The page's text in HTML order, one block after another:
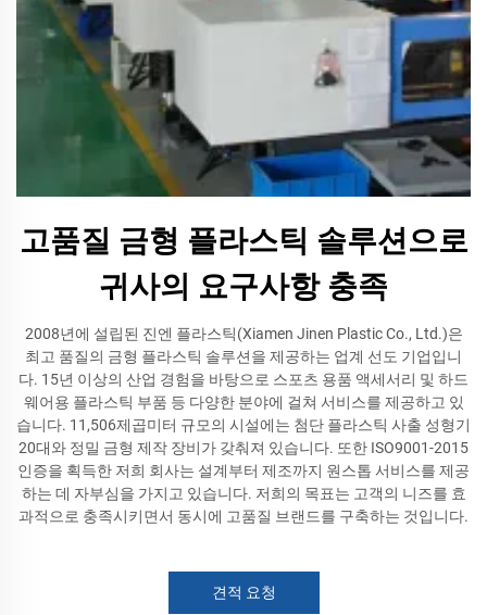
고품질 금형 플라스틱 솔루션으로
귀사의 요구사항 충족
2008년에 설립된 진엔 플라스틱(Xiamen Jinen Plastic Co., Ltd.)은
최고 품질의 금형 플라스틱 솔루션을 제공하는 업계 선도 기업입니
다. 15년 이상의 산업 경험을 바탕으로 스포츠 용품 액세서리 및 하드
웨어용 플라스틱 부품 등 다양한 분야에 걸쳐 서비스를 제공하고 있
습니다. 11,506제곱미터 규모의 시설에는 첨단 플라스틱 사출 성형기
20대와 정밀 금형 제작 장비가 갖춰져 있습니다. 또한 ISO9001-2015
인증을 획득한 저희 회사는 설계부터 제조까지 원스톱 서비스를 제공
하는 데 자부심을 가지고 있습니다. 저희의 목표는 고객의 니즈를 효
과적으로 충족시키면서 동시에 고품질 브랜드를 구축하는 것입니다.
견적 요청